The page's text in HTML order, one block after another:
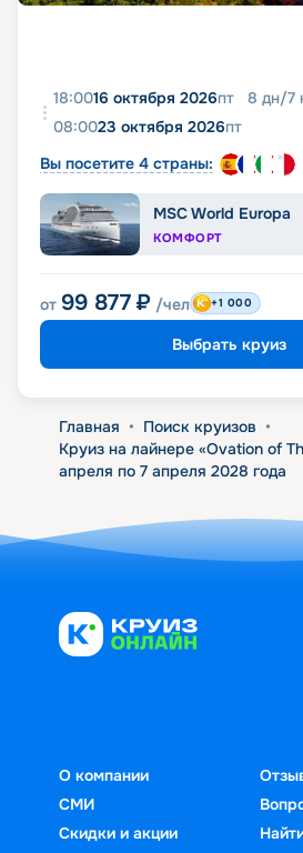
18:0016 октября 2026пт 8 дн/7
08:0023 октября 2026пт
Вы посетите 4 страны:
MSC World Europa
КОМФОРТ
от 99 877 ₽ /чел +1 000
Выбрать круиз
Главная • Поиск круизов •
Круиз на лайнере «Ovation of
апреля по 7 апреля 2028 года
О компании
СМИ
Скидки и акции